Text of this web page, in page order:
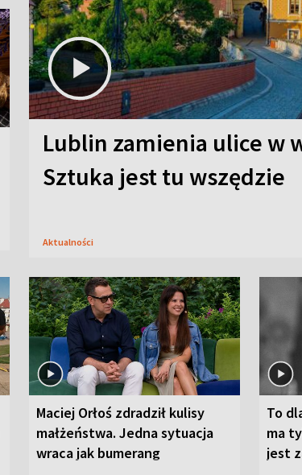
Lublin zamienia ulice w
Sztuka jest tu wszędzie
Aktualności
Maciej Orłoś zdradził kulisy
małżeństwa. Jedna sytuacja
wraca jak bumerang
To
ma
jest